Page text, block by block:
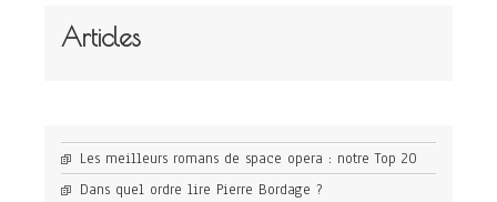
Articles
Les meilleurs romans de space opera : notre Top 20
Dans quel ordre lire Pierre Bordage ?